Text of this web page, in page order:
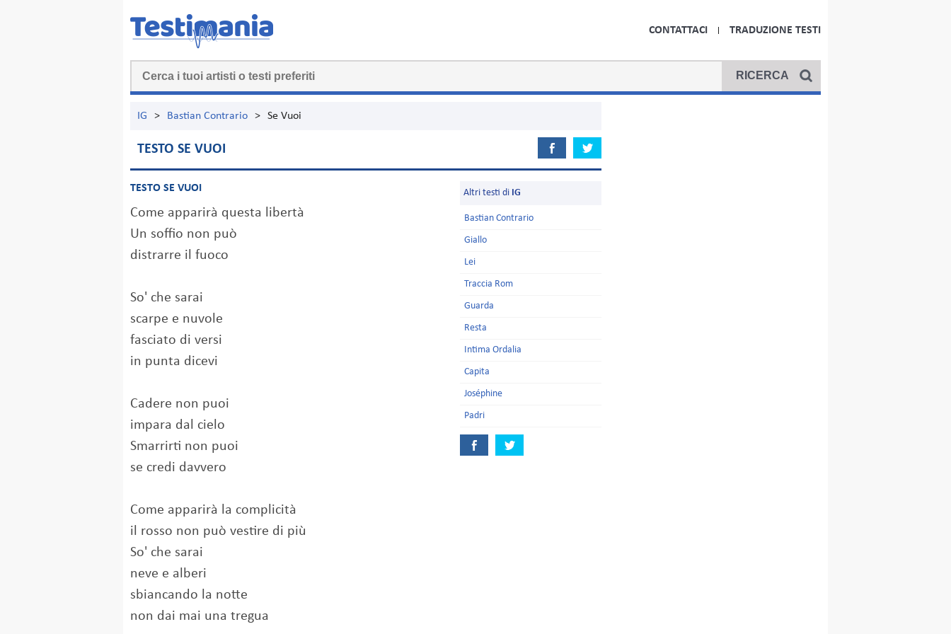
CONTATTACI TRADUZIONE TESTI
IG > Bastian Contrario > Se Vuoi
TESTO SE VUOI
TESTO SE VUOI
Come apparirà questa libertà
Un soffio non può
distrarre il fuoco
So' che sarai
scarpe e nuvole
fasciato di versi
in punta dicevi
Cadere non puoi
impara dal cielo
Smarrirti non puoi
se credi davvero
Come apparirà la complicità
il rosso non può vestire di più
So' che sarai
neve e alberi
sbiancando la notte
non dai mai una tregua
Altri testi di IG
Bastian Contrario
Giallo
Lei
Traccia Rom
Guarda
Resta
Intima Ordalia
Capita
Joséphine
Padri